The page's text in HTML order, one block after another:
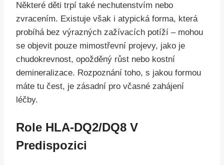
Některé děti trpí také nechutenstvím nebo
zvracením. Existuje však i atypická forma, která
probíhá bez výrazných zažívacích potíží – mohou
se objevit pouze mimostřevní projevy, jako je
chudokrevnost, opožděný růst nebo kostní
demineralizace. Rozpoznání toho, s jakou formou
máte tu čest, je zásadní pro včasné zahájení
léčby.
Role HLA-DQ2/DQ8 V
Predispozici